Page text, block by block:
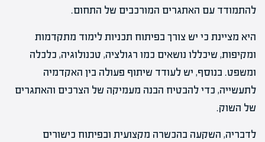
להתמודד עם האתגרים המורכבים של התחום.
היא מציינת כי יש צורך בפיתוח תכניות לימוד מתקדמות
ומקיפות, שיכללו נושאים כמו רגולציה, טכנולוגיה, כלכלה
ומשפט. בנוסף, יש לעודד שיתוף פעולה בין האקדמיה
לתעשייה, כדי להבטיח הבנה מעמיקה של הצרכים והאתגרים
של השוק.
לדבריה, השקעה בהכשרה מקצועית ובפיתוח כישורים